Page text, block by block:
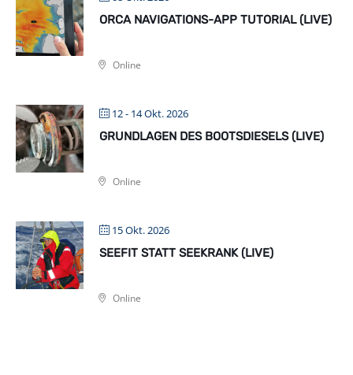
ORCA NAVIGATIONS-APP TUTORIAL (LIVE)
Online
12 - 14 Okt. 2026
GRUNDLAGEN DES BOOTSDIESELS (LIVE)
Online
15 Okt. 2026
SEEFIT STATT SEEKRANK (LIVE)
Online